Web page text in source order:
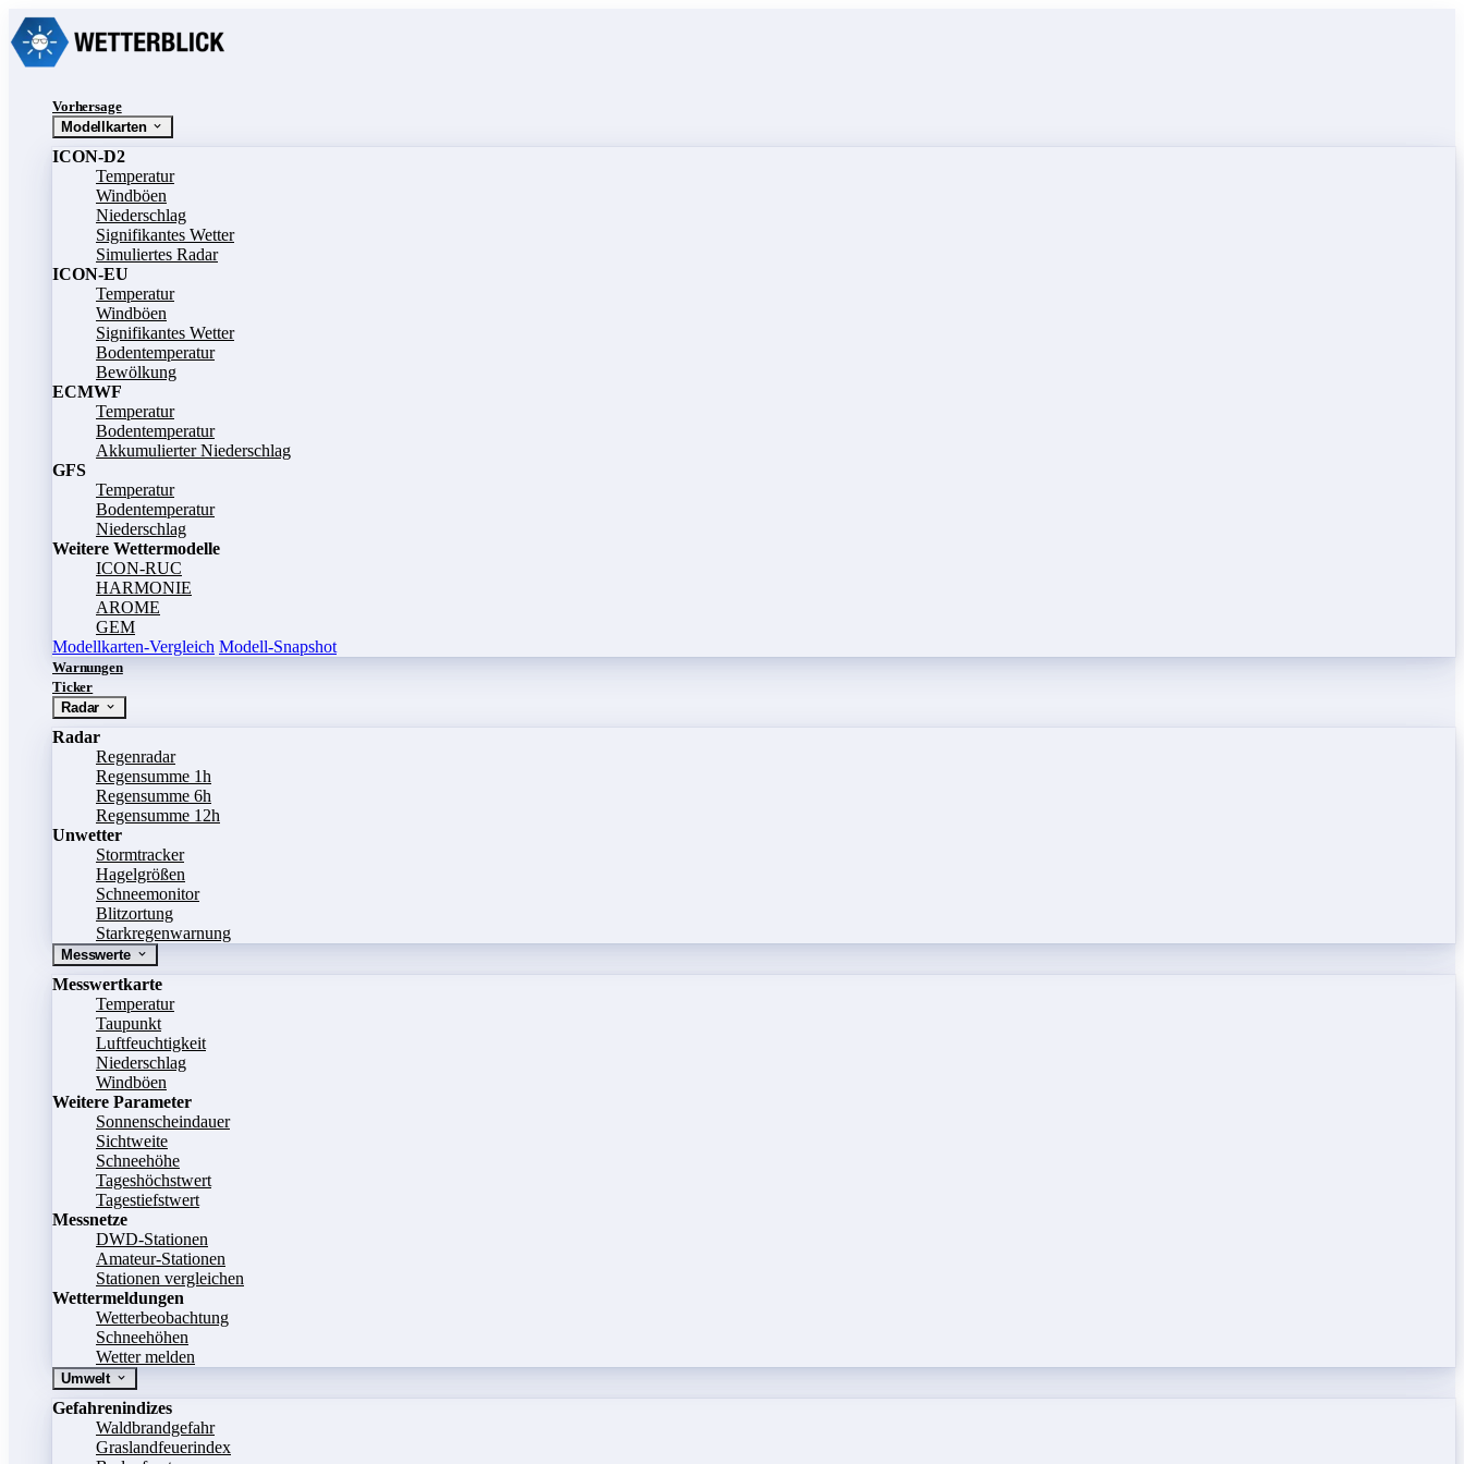
Vorhersage
Modellkarten
ICON-D2
Temperatur
Windböen
Niederschlag
Signifikantes Wetter
Simuliertes Radar
ICON-EU
Temperatur
Windböen
Signifikantes Wetter
Bodentemperatur
Bewölkung
ECMWF
Temperatur
Bodentemperatur
Akkumulierter Niederschlag
GFS
Temperatur
Bodentemperatur
Niederschlag
Weitere Wettermodelle
ICON-RUC
HARMONIE
AROME
GEM
Modellkarten-Vergleich Modell-Snapshot
Warnungen
Ticker
Radar
Radar
Regenradar
Regensumme 1h
Regensumme 6h
Regensumme 12h
Unwetter
Stormtracker
Hagelgrößen
Schneemonitor
Blitzortung
Starkregenwarnung
Messwerte
Messwertkarte
Temperatur
Taupunkt
Luftfeuchtigkeit
Niederschlag
Windböen
Weitere Parameter
Sonnenscheindauer
Sichtweite
Schneehöhe
Tageshöchstwert
Tagestiefstwert
Messnetze
DWD-Stationen
Amateur-Stationen
Stationen vergleichen
Wettermeldungen
Wetterbeobachtung
Schneehöhen
Wetter melden
Umwelt
Gefahrenindizes
Waldbrandgefahr
Graslandfeuerindex